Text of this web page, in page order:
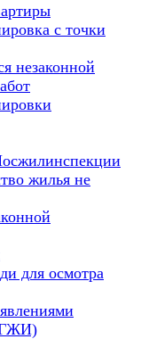
с точки
незаконной
жилья не
для осмотра